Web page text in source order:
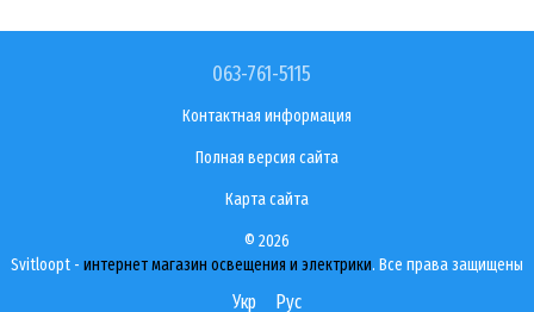
063-761-5115
Контактная информация
Полная версия сайта
Карта сайта
© 2026
Svitloopt - интернет магазин освещения и электрики. Все права защищены
Укр Рус